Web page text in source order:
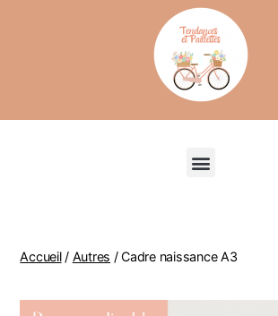
Accueil/ Autres / Cadre naissance A3